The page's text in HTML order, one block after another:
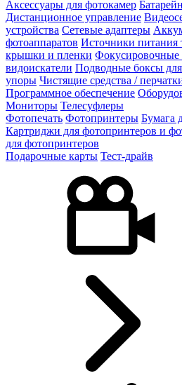
Аксессуары для фотокамер
Дистанционное управление
устройства Сетевые адаптеры
фотоаппаратов Источники
крышки и пленки Фокусировочные
видоискатели Подводные боксы
упоры Чистящие средства /
Программное обеспечение
Мониторы Телесуфлеры
Фотопечать Фотопринтеры Бумага
Картриджи для фотопринтеров и
для фотопринтеров
Подарочные карты Тест-драйв